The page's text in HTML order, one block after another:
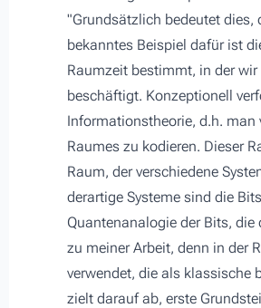
"Grundsätzlich bedeutet dies,
bekanntes Beispiel dafür ist
Raumzeit bestimmt, in der
beschäftigt. Konzeptionell
Informationstheorie, d.h. man
Raumes zu kodieren. Dieser
Raum, der verschiedene
derartige Systeme sind die
Quantenanalogie der Bits,
zu meiner Arbeit, denn in der
verwendet, die als klassische
zielt darauf ab, erste